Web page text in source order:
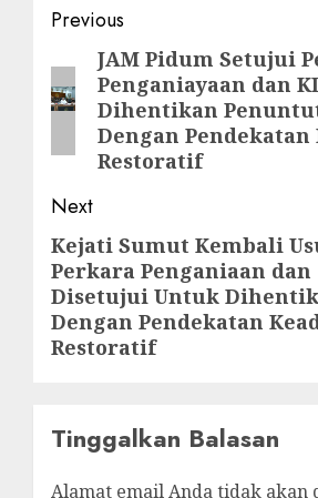
Post
navigation
Previous
Previous
post:
JAM Pidum Setujui
Penganiayaan dan
Dihentikan
Dengan Pendekatan
Restoratif
Next
Next
post:
Kejati Sumut Kembali
Perkara Penganiaan dan
Disetujui Untuk
Dengan Pendekatan
Restoratif
Tinggalkan Balasan
Alamat email Anda tidak akan